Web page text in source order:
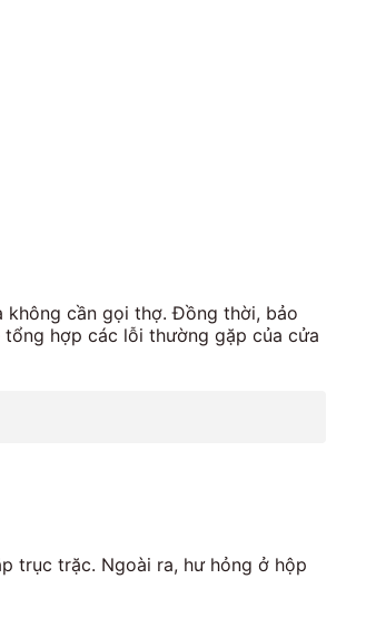
không cần gọi thợ. Đồng thời, bảo
hợp các lỗi thường gặp của cửa
trục trặc. Ngoài ra, hư hỏng ở hộp